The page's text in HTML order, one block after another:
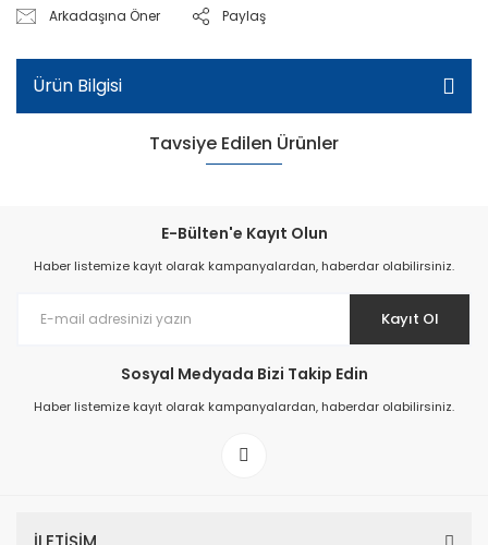
Arkadaşına Öner Paylaş
Ürün Bilgisi
Tavsiye Edilen Ürünler
Filet Kız Çocuk Sandalet - Pembe
E-Bülten'e Kayıt Olun
Haber listemize kayıt olarak kampanyalardan, haberdar olabilirsiniz.
Kayıt Ol
Sosyal Medyada Bizi Takip Edin
Haber listemize kayıt olarak kampanyalardan, haberdar olabilirsiniz.